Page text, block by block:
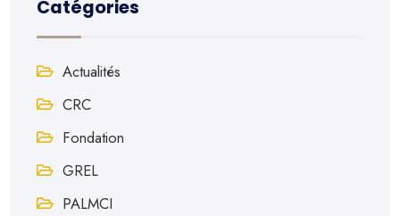
Catégories
Actualités
CRC
Fondation
GREL
PALMCI